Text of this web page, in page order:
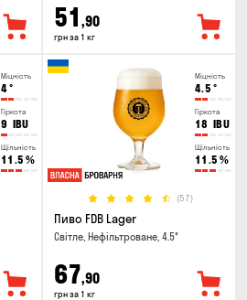
51 ,90
грн за 1 кг
Міцність
4°
Гіркота
9 IBU
Щільність
11.5 %
Міцність
4.5 °
Гіркота
18 IBU
Щільність
11.5 %
(57)
Пиво FDB Lager
Світле, Нефільтроване, 4.5°
67,90
грн за 1 кг